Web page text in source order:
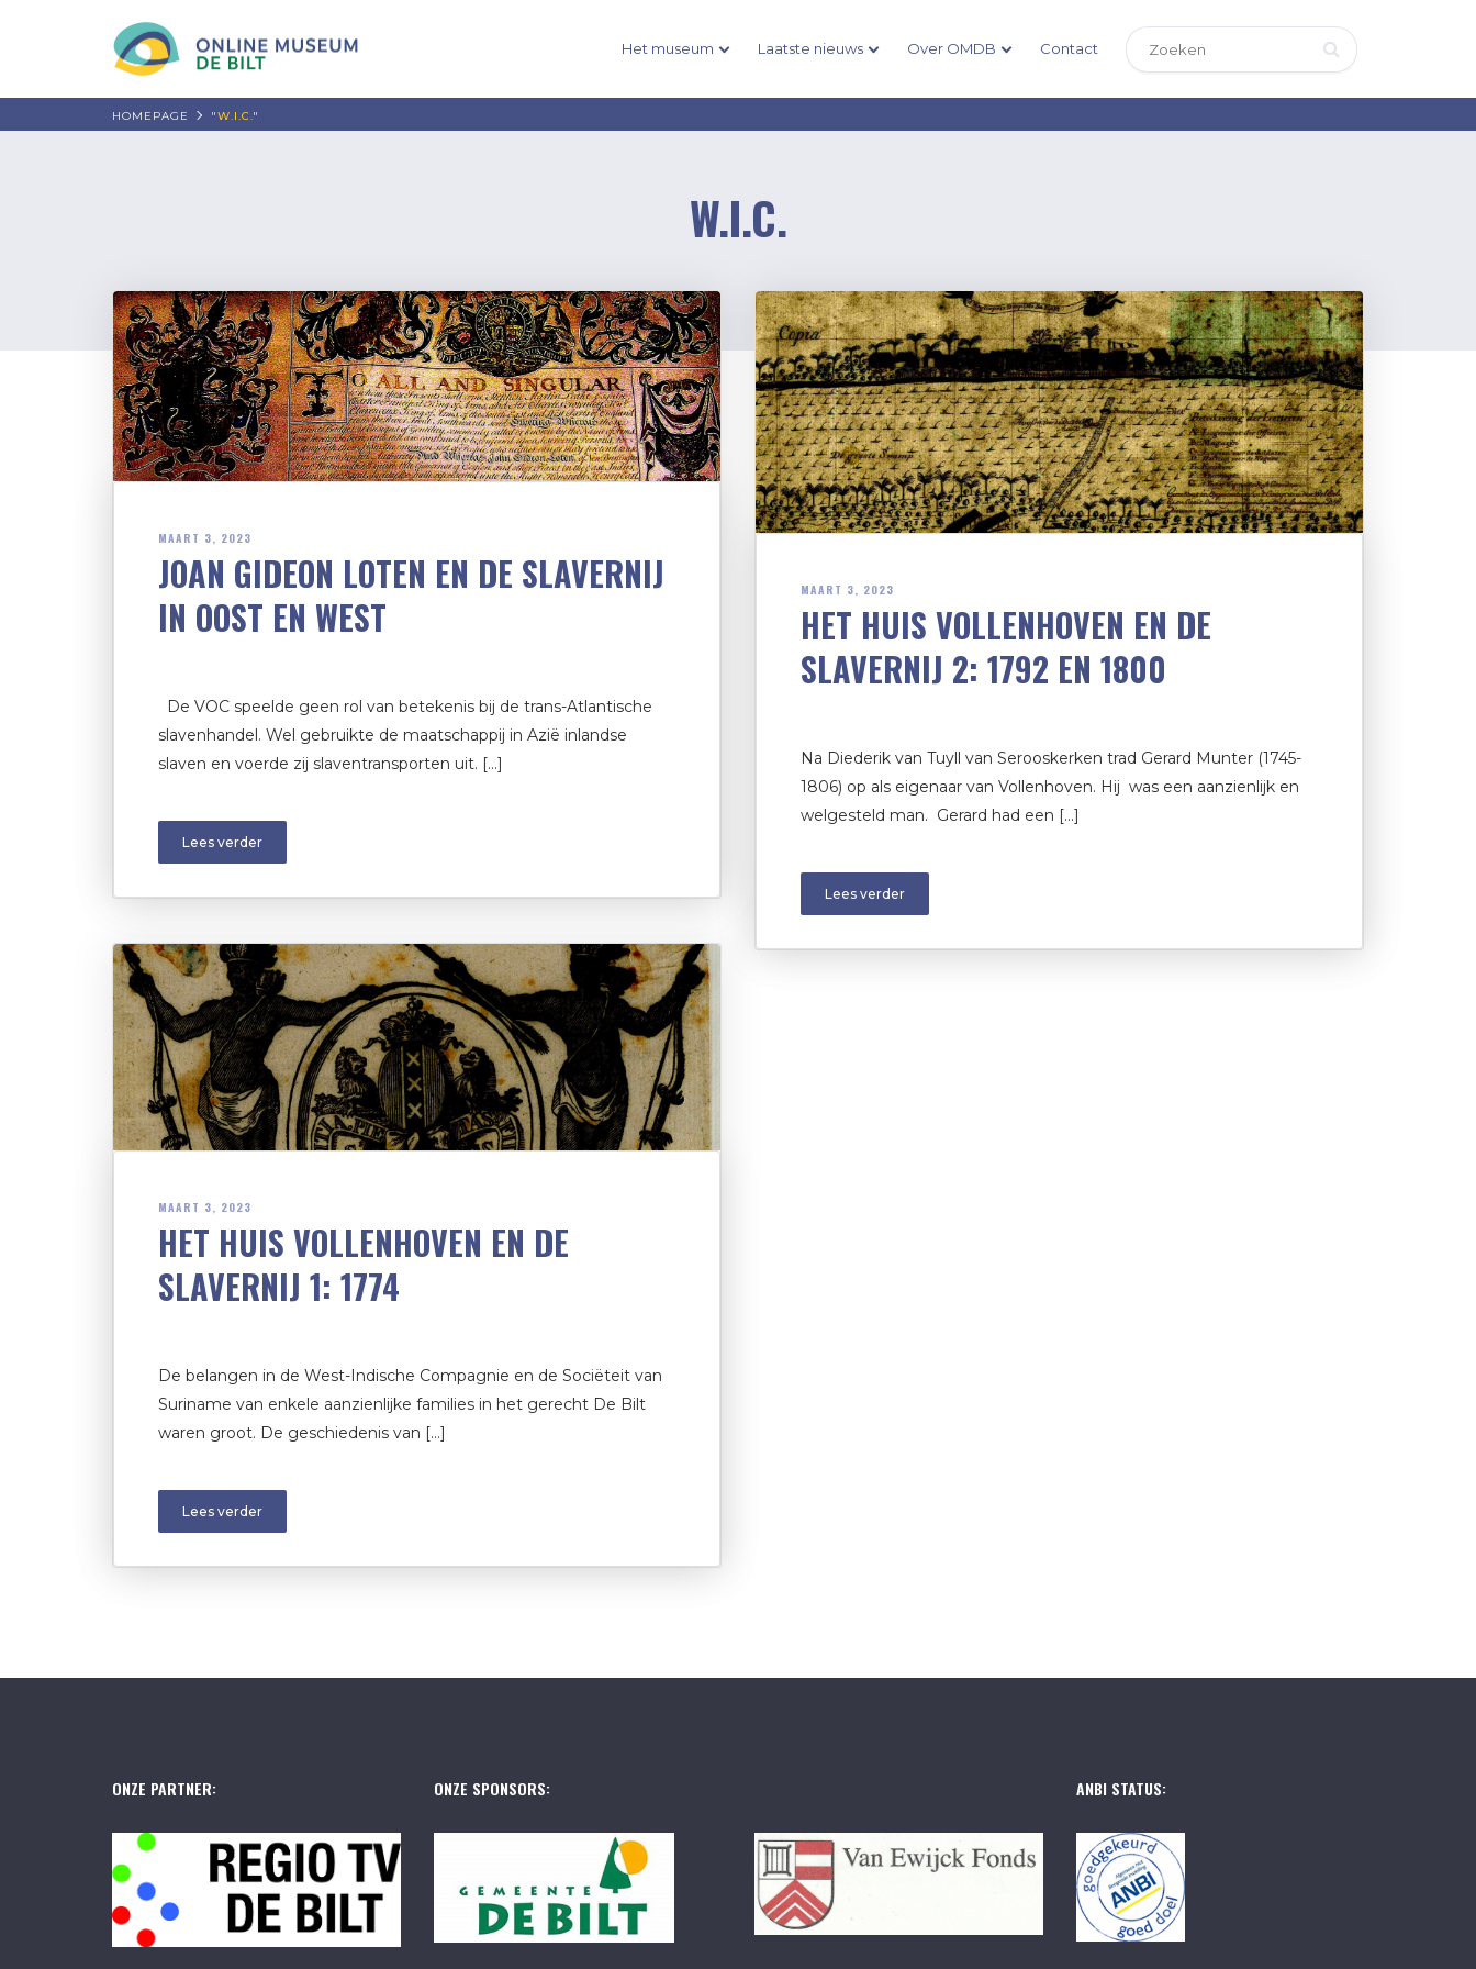
Het museum Laatste nieuws Over OMDB Contact
HOMEPAGE "W.I.C."
W.I.C.
MAART 3, 2023
JOAN GIDEON LOTEN EN DE SLAVERNIJ
IN OOST EN WEST
De VOC speelde geen rol van betekenis bij de trans-Atlantische
slavenhandel. Wel gebruikte de maatschappij in Azië inlandse
slaven en voerde zij slaventransporten uit. […]
Lees verder
MAART 3, 2023
HET HUIS VOLLENHOVEN EN DE
SLAVERNIJ 2: 1792 EN 1800
Na Diederik van Tuyll van Serooskerken trad Gerard Munter (1745-
1806) op als eigenaar van Vollenhoven. Hij was een aanzienlijk en
welgesteld man. Gerard had een […]
Lees verder
MAART 3, 2023
HET HUIS VOLLENHOVEN EN DE
SLAVERNIJ 1: 1774
De belangen in de West-Indische Compagnie en de Sociëteit van
Suriname van enkele aanzienlijke families in het gerecht De Bilt
waren groot. De geschiedenis van […]
Lees verder
ONZE PARTNER: ONZE SPONSORS: ANBI STATUS: